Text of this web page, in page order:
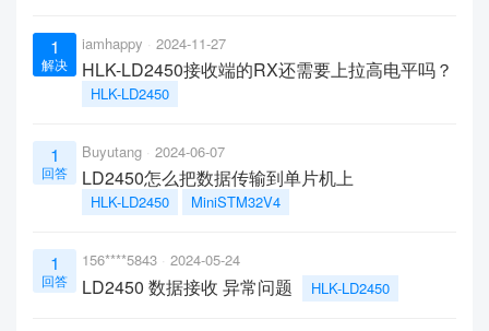
1
解决
iamhappy 2024-11-27
HLK-LD2450接收端的RX还需要上拉高电平吗？
HLK-LD2450
1
回答
Buyutang 2024-06-07
LD2450怎么把数据传输到单片机上
HLK-LD2450 MiniSTM32V4
1
回答
156****5843 2024-05-24
LD2450 数据接收 异常问题 HLK-LD2450